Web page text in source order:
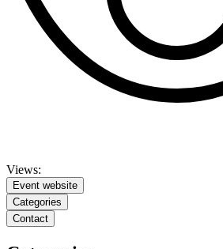
Views:
Event website
Categories
Contact